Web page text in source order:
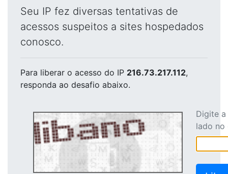
Seu IP fez diversas tentativas de
acessos suspeitos a sites hospedados
conosco.
Para liberar o acesso do IP 216.73.217.112,
responda ao desafio abaixo.
Digite
lado no